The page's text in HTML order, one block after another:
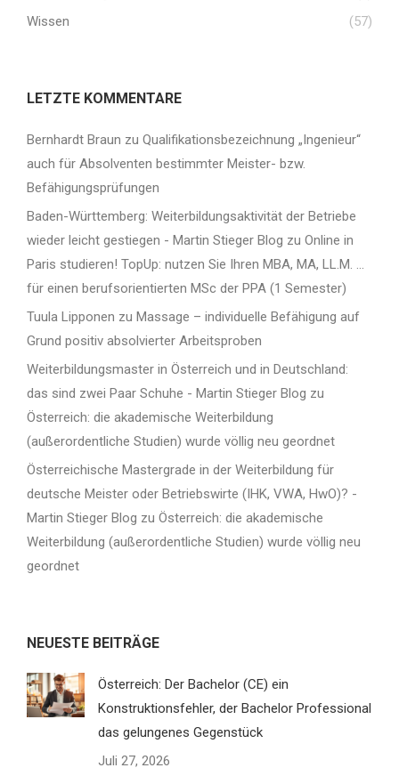
Wissen
(57)
LETZTE KOMMENTARE
Bernhardt Braun zu Qualifikationsbezeichnung „Ingenieur“
auch für Absolventen bestimmter Meister- bzw.
Befähigungsprüfungen
Baden-Württemberg: Weiterbildungsaktivität der Betriebe
wieder leicht gestiegen - Martin Stieger Blog zu Online in
Paris studieren! TopUp: nutzen Sie Ihren MBA, MA, LL.M. …
für einen berufsorientierten MSc der PPA (1 Semester)
Tuula Lipponen zu Massage – individuelle Befähigung auf
Grund positiv absolvierter Arbeitsproben
Weiterbildungsmaster in Österreich und in Deutschland:
das sind zwei Paar Schuhe - Martin Stieger Blog zu
Österreich: die akademische Weiterbildung
(außerordentliche Studien) wurde völlig neu geordnet
Österreichische Mastergrade in der Weiterbildung für
deutsche Meister oder Betriebswirte (IHK, VWA, HwO)? -
Martin Stieger Blog zu Österreich: die akademische
Weiterbildung (außerordentliche Studien) wurde völlig neu
geordnet
NEUESTE BEITRÄGE
Österreich: Der Bachelor (CE) ein
Konstruktionsfehler, der Bachelor Professional
das gelungenes Gegenstück
Juli 27, 2026